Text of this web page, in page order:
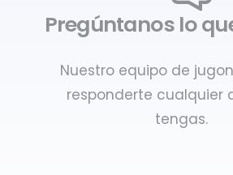
Pregúntanos lo
Nuestro equipo de
responderte cualquier
tengas.